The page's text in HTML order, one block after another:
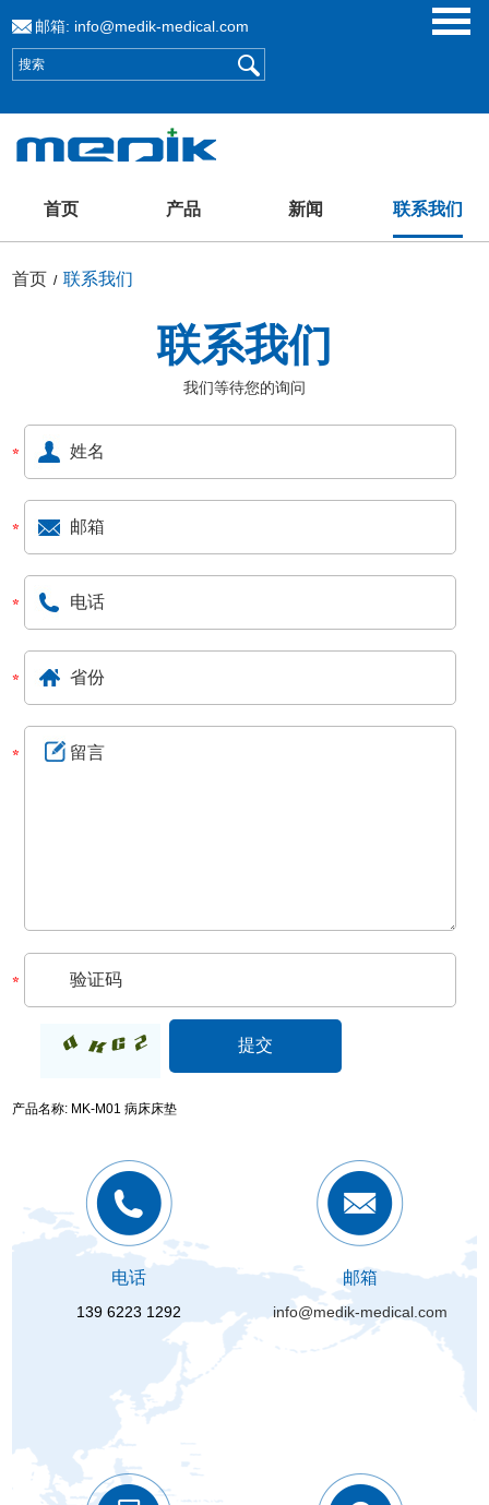
邮箱: info@medik-medical.com
首页 产品 新闻 联系我们
首页 /联系我们
联系我们
我们等待您的询问
产品名称: MK-M01 病床床垫
电话
139 6223 1292
邮箱
info@medik-medical.com